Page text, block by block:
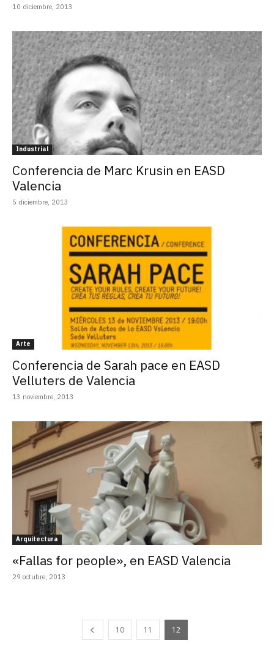
10 diciembre, 2013
Industrial
Conferencia de Marc Krusin en EASD
Valencia
5 diciembre, 2013
Arte
Conferencia de Sarah pace en EASD
Velluters de Valencia
13 noviembre, 2013
Arquitectura
«Fallas for people», en EASD Valencia
29 octubre, 2013
10 11 12